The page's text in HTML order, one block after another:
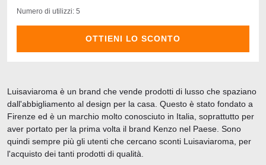
Numero di utilizzi: 5
OTTIENI LO SCONTO
Luisaviaroma è un brand che vende prodotti di lusso che spaziano
dall'abbigliamento al design per la casa. Questo è stato fondato a
Firenze ed è un marchio molto conosciuto in Italia, soprattutto per
aver portato per la prima volta il brand Kenzo nel Paese. Sono
quindi sempre più gli utenti che cercano sconti Luisaviaroma, per
l'acquisto dei tanti prodotti di qualità.